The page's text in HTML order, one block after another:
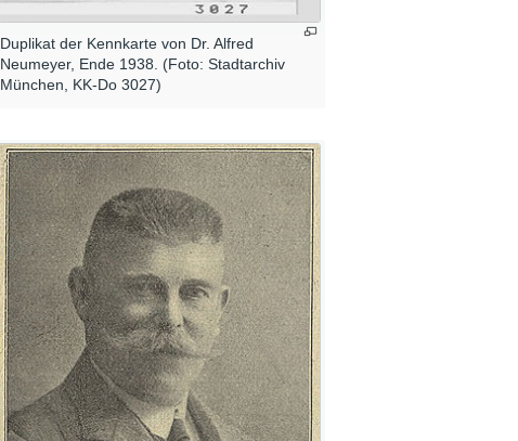
Duplikat der Kennkarte von Dr. Alfred
Neumeyer, Ende 1938. (Foto: Stadtarchiv
München, KK-Do 3027)